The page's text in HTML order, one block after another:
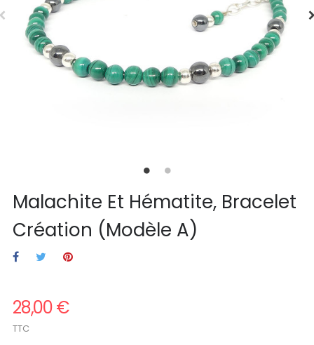
Malachite Et Hématite, Bracelet
Création (Modèle A)
28,00 €
TTC